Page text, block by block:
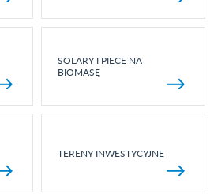
SOLARY I PIECE NA
BIOMASĘ
TERENY INWESTYCYJNE